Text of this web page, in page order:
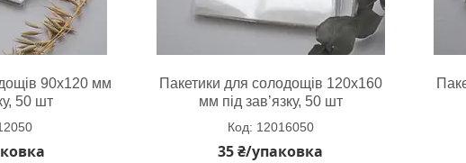
90х120 мм
50 шт
Пакетики для солодощів 120х160
мм під зав’язку, 50 шт
12016050
35 ₴/упаковка